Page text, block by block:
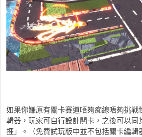
如果你嫌原有關卡賽道唔夠痴線唔夠挑戰
輯器，玩家可自行設計關卡，之後可以同
捱」。（免費試玩版中並不包括關卡編輯